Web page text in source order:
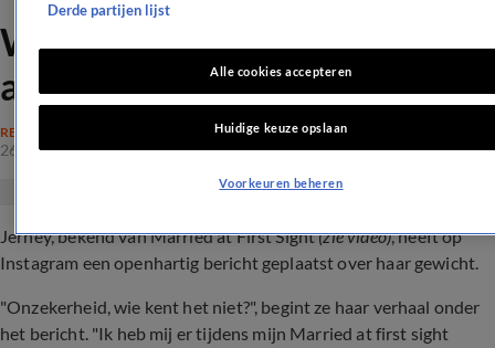
Wow! MAFS-Jerney 25 kilo
afgevallen
REALITY
26 mrt 2024, 17:35
Jerney, bekend van Married at First Sight(zie video), heeft op
Instagram een openhartig bericht geplaatst over haar gewicht.
"Onzekerheid, wie kent het niet?", begint ze haar verhaal onder
het bericht. "Ik heb mij er tijdens mijn Married at first sight
Derde partijen lijst
Alle cookies accepteren
Huidige keuze opslaan
Voorkeuren beheren